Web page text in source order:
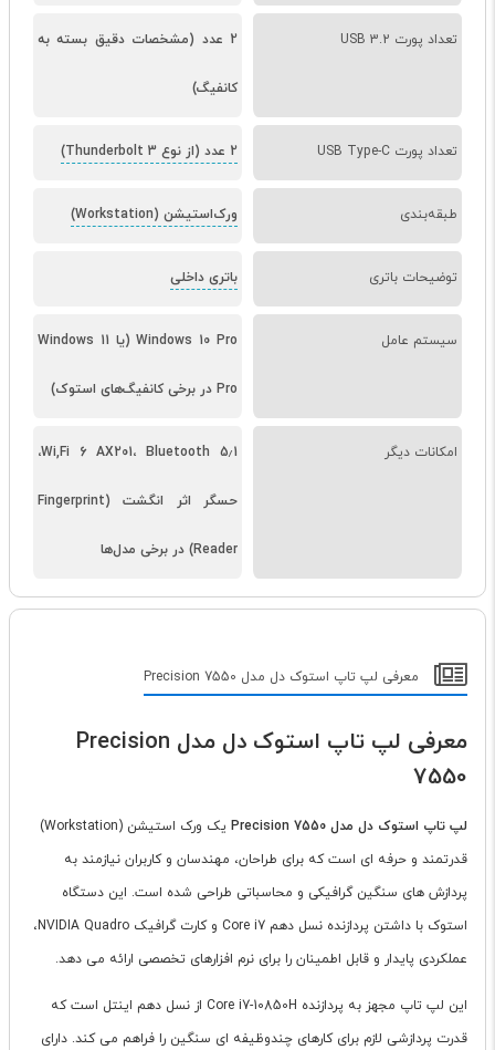
تعداد پورت USB 3.2 2 عدد (مشخصات دقیق بسته به
کانفیگ)
تعداد پورت USB Type-C 2 عدد (از نوع Thunderbolt 3)
طبقه‌بندی ورک‌استیشن (Workstation)
توضیحات باتری باتری داخلی
سیستم عامل Windows 10 Pro (یا Windows 11
Pro در برخی کانفیگ‌های استوک)
امکانات دیگر Wi,Fi 6 AX201، Bluetooth 5٫1،
حسگر اثر انگشت (Fingerprint
Reader) در برخی مدل‌ها
معرفی لپ تاپ استوک دل مدل Precision 7550
معرفی لپ تاپ استوک دل مدل Precision
7550
لپ تاپ استوک دل مدل Precision 7550
یک ورک استیشن (Workstation)
قدرتمند و حرفه ای است که برای طراحان، مهندسان و کاربران نیازمند به
پردازش های سنگین گرافیکی و محاسباتی طراحی شده است. این دستگاه
استوک با داشتن پردازنده نسل دهم Core i7 و کارت گرافیک NVIDIA Quadro،
عملکردی پایدار و قابل اطمینان را برای نرم افزارهای تخصصی ارائه می دهد.
این لپ تاپ مجهز به پردازنده Core i7-10850H از نسل دهم اینتل است که
قدرت پردازشی لازم برای کارهای چندوظیفه ای سنگین را فراهم می کند. دارای